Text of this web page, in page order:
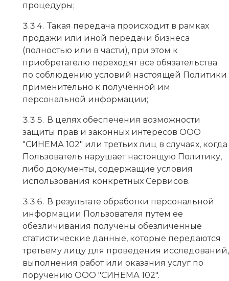
процедуры;
Такая передача происходит в рамках
продажи или иной передачи бизнеса
(полностью или в части), при этом к
приобретателю переходят все обязательства
по соблюдению условий настоящей Политики
применительно к полученной им
персональной информации;
В целях обеспечения возможности
защиты прав и законных интересов ООО
"СИНЕМА 102" или третьих лиц в случаях, когда
Пользователь нарушает настоящую Политику,
либо документы, содержащие условия
использования конкретных Сервисов.
В результате обработки персональной
информации Пользователя путем ее
обезличивания получены обезличенные
статистические данные, которые передаются
третьему лицу для проведения исследований,
выполнения работ или оказания услуг по
поручению ООО "СИНЕМА 102".